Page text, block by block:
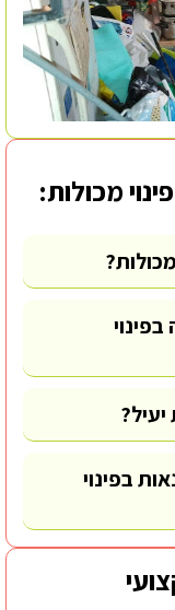
מכולות:
יעיל?
בפינוי